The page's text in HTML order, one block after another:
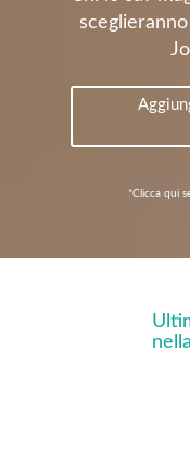
*Clicca qui